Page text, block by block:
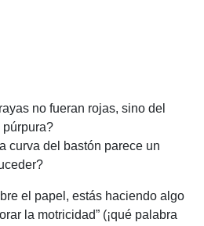
no fueran rojas, sino del
curva del bastón parece un
el papel, estás haciendo algo
la motricidad” (¡qué palabra